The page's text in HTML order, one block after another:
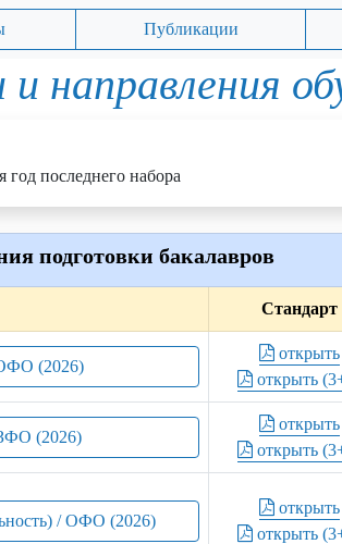
Публикации
направления
последнего набора
подготовки бакалавров
Стандарт
(2026)
открыть
открыть
(2026)
открыть
открыть
/ ОФО (2026)
открыть
открыть